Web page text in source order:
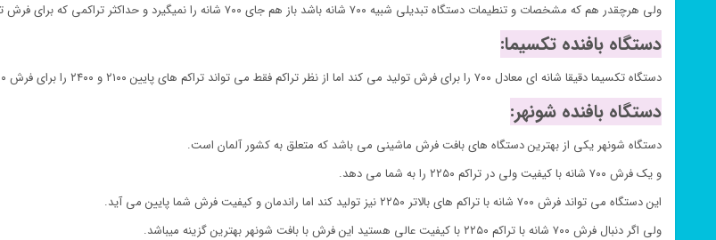
ولی هرچقدر هم که مشخصات و تنطیمات دستگاه تبدیلی شبیه ۷۰۰ شانه باشد باز هم جای ۷۰۰ شانه را نمیگیرد و حداکثر تراکمی که برای فرش تولید میکند تراکم ۶۲۰ خواهد بود.
دستگاه بافنده تکسیما:
دستگاه تکسیما دقیقا شانه ای معادل ۷۰۰ را برای فرش تولید می کند اما از نظر تراکم فقط می تواند تراکم های پایین ۲۱۰۰ و ۲۴۰۰ را برای فرش ۷۰۰ انجام دهد. بنابراین این دستگاه تراکم واقعی فرش ۷۰۰ شانه را نخواهد داشت.
دستگاه بافنده شونهر:
دستگاه شونهر یکی از بهترین دستگاه های بافت فرش ماشینی می باشد که متعلق به کشور آلمان است.
و یک فرش ۷۰۰ شانه با کیفیت ولی در تراکم ۲۲۵۰ را به شما می دهد.
این دستگاه می تواند فرش ۷۰۰ شانه با تراکم های بالاتر ۲۲۵۰ نیز تولید کند اما راندمان و کیفیت فرش شما پایین می آید.
ولی اگر دنبال فرش ۷۰۰ شانه با تراکم ۲۲۵۰ با کیفیت عالی هستید این فرش با بافت شونهر بهترین گزینه میباشد.